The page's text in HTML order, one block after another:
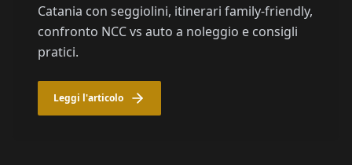
Catania con seggiolini, itinerari family-friendly,
confronto NCC vs auto a noleggio e consigli
pratici.
Leggi l'articolo